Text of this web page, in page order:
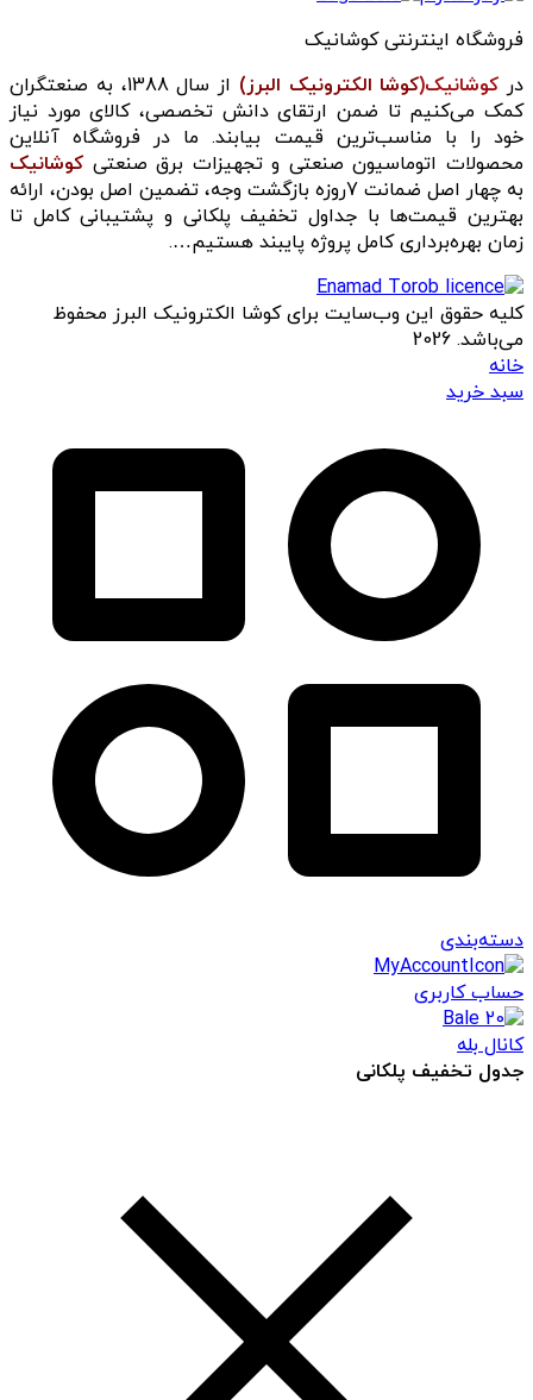
فروشگاه اینترنتی کوشانیک
در کوشانیک(کوشا الکترونیک البرز)
از سال 1388، به صنعتگران
کمک می‌کنیم تا ضمن ارتقای دانش تخصصی، کالای مورد نیاز
خود را با مناسب‌ترین قیمت بیابند. ما در فروشگاه آنلاین
محصولات اتوماسیون صنعتی و تجهیزات برق صنعتی کوشانیک
به چهار اصل ضمانت 7روزه بازگشت وجه، تضمین اصل بودن، ارائه
بهترین قیمت‌ها با جداول تخفیف پلکانی و پشتیبانی کامل تا
زمان بهره‌برداری کامل پروژه پایبند هستیم….
کلیه حقوق این وب‌سایت برای کوشا الکترونیک البرز محفوظ
می‌باشد. 2026
خانه
سبد خرید
دسته‌بندی
حساب کاربری
کانال بله
جدول تخفیف پلکانی